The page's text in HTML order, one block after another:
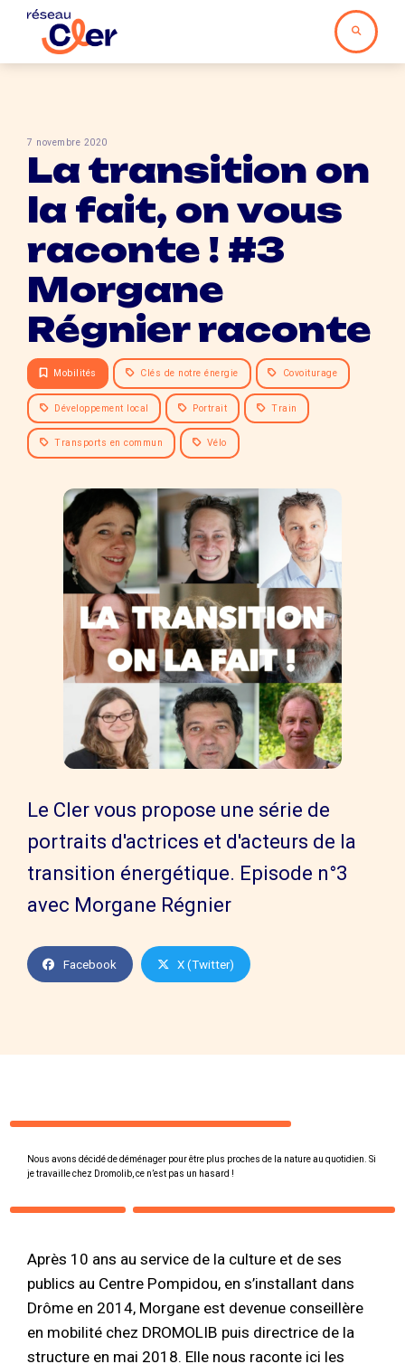
7 novembre 2020
La transition on
la fait, on vous
raconte ! #3
Morgane
Régnier raconte
Mobilités Clés de notre énergie Covoiturage
Développement local Portrait Train
Transports en commun Vélo
Le Cler vous propose une série de
portraits d'actrices et d'acteurs de la
transition énergétique. Episode n°3
avec Morgane Régnier
Facebook X (Twitter)
Nous avons décidé de déménager pour être plus proches de la nature au quotidien. Si
je travaille chez Dromolib, ce n’est pas un hasard !
Après 10 ans au service de la culture et de ses
publics au Centre Pompidou, en s’installant dans
Drôme en 2014, Morgane est devenue conseillère
en mobilité chez DROMOLIB puis directrice de la
structure en mai 2018. Elle nous raconte ici les